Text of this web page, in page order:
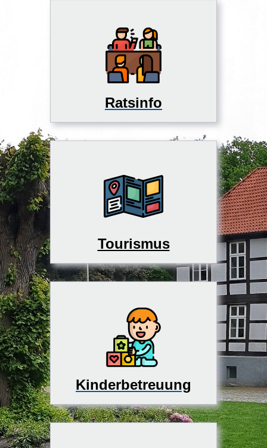
Ratsinfo
Tourismus
Kinderbetreuung